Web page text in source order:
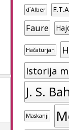
d`Alber
Faure
Hačaturjan
Istorija
J. S. Bah
Maskanji